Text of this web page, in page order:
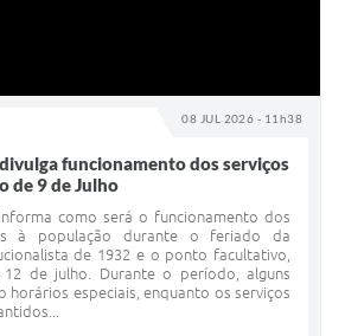
08 JUL 2026 - 11h38
funcionamento dos serviços
de 9 de Julho
como será o funcionamento dos
à população durante o feriado da
de 1932 e o ponto facultativo,
de julho. Durante o período, alguns
horários especiais, enquanto os serviços